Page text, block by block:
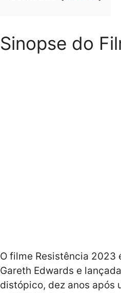
Sinopse do
O filme Resistência
Gareth Edwards e
distópico, dez anos após